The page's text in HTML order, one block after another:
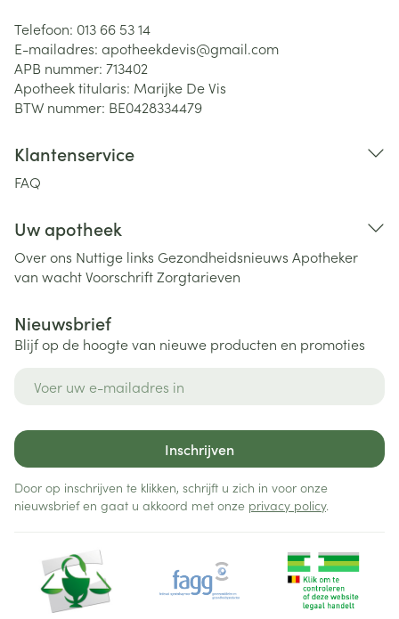
Telefoon: 013 66 53 14
E-mailadres: apotheekdevis@gmail.com
APB nummer: 713402
Apotheek titularis: Marijke De Vis
BTW nummer: BE0428334479
Klantenservice
FAQ
Uw apotheek
Over ons Nuttige links Gezondheidsnieuws Apotheker
van wachtVoorschriftZorgtarieven
Nieuwsbrief
Blijf op de hoogte van nieuwe producten en promoties
Inschrijven
Door op inschrijven te klikken, schrijft u zich in voor onze
nieuwsbrief en gaat u akkoord met onze privacy policy.